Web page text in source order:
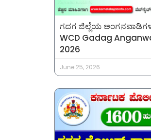
ಗದಗ ಜಿಲ್ಲೆಯ
WCD Gadag
2026
June 25, 2026